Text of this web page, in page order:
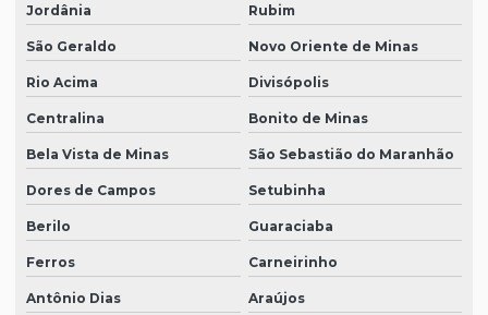
Jordânia Rubim
São Geraldo Novo Oriente de Minas
Rio Acima Divisópolis
Centralina Bonito de Minas
Bela Vista de Minas São Sebastião do Maranhão
Dores de Campos Setubinha
Berilo Guaraciaba
Ferros Carneirinho
Antônio Dias Araújos